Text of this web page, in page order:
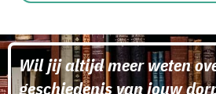
Wil jij altijd meer weten
geschiedenis van jouw